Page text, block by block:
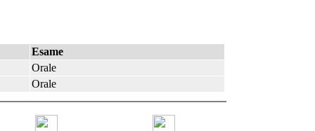
Esame
Orale
Orale